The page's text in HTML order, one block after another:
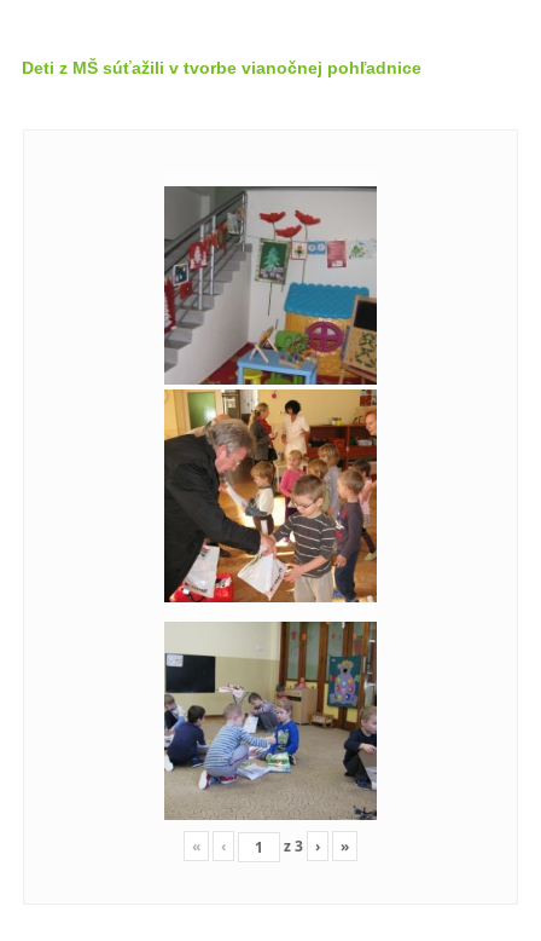
Deti z MŠ súťažili v tvorbe vianočnej pohľadnice
« ‹ z3 › »